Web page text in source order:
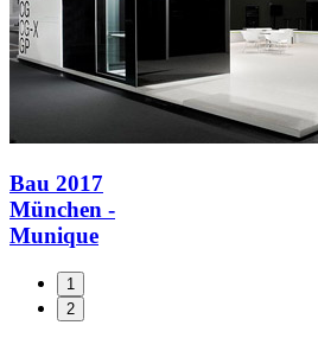
Bau 2017
München -
Munique
1
2